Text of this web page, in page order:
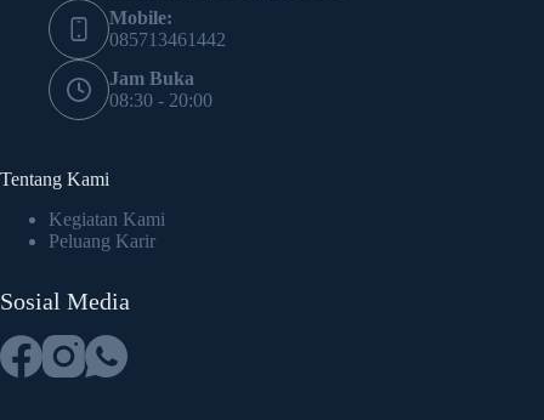
Mobile:
085713461442
Jam Buka
08:30 - 20:00
Tentang Kami
Kegiatan Kami
Peluang Karir
Sosial Media